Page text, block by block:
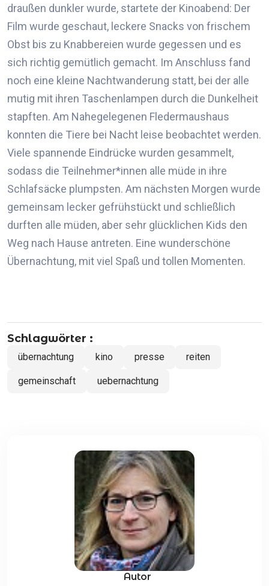
draußen dunkler wurde, startete der Kinoabend: Der
Film wurde geschaut, leckere Snacks von frischem
Obst bis zu Knabbereien wurde gegessen und es
sich richtig gemütlich gemacht. Im Anschluss fand
noch eine kleine Nachtwanderung statt, bei der alle
mutig mit ihren Taschenlampen durch die Dunkelheit
stapften. Am Nahegelegenen Fledermaushaus
konnten die Tiere bei Nacht leise beobachtet werden.
Viele spannende Eindrücke wurden gesammelt,
sodass die Teilnehmer*innen alle müde in ihre
Schlafsäcke plumpsten. Am nächsten Morgen wurde
gemeinsam lecker gefrühstückt und schließlich
durften alle müden, aber sehr glücklichen Kids den
Weg nach Hause antreten. Eine wunderschöne
Übernachtung, mit viel Spaß und tollen Momenten.
Schlagwörter :
übernachtung kino presse reiten
gemeinschaft uebernachtung
Autor